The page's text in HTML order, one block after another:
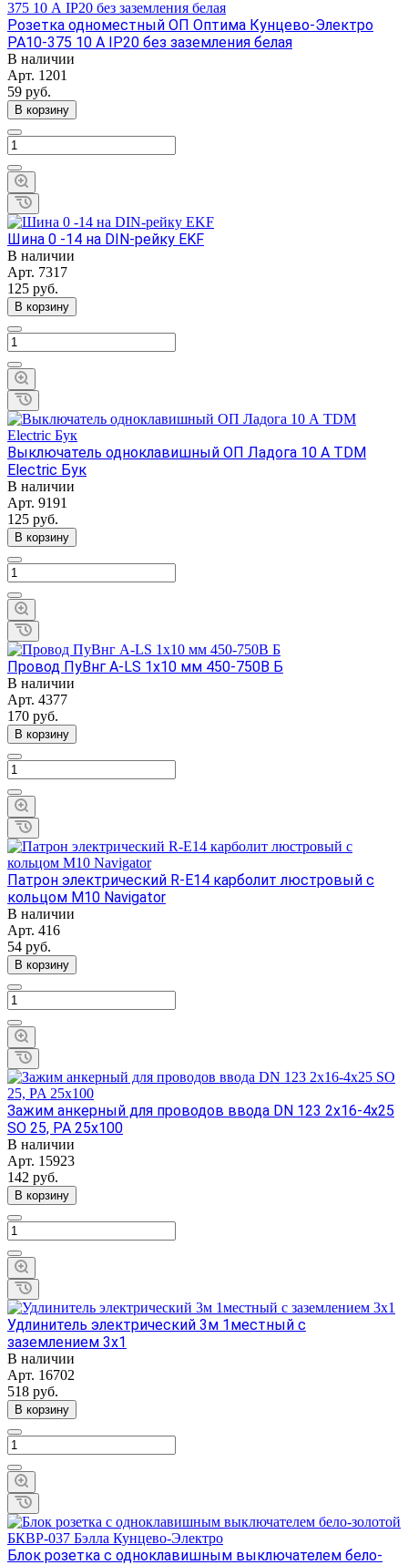
Розетка одноместный ОП Оптима Кунцево-Электро
РА10-375 10 А IP20 без заземления белая
В наличии
Арт. 1201
59 руб.
В корзину
Шина 0 -14 на DIN-рейку EKF
В наличии
Арт. 7317
125 руб.
В корзину
Выключатель одноклавишный ОП Ладога 10 А TDM
Electric Бук
В наличии
Арт. 9191
125 руб.
В корзину
Провод ПуВнг А-LS 1х10 мм 450-750В Б
В наличии
Арт. 4377
170 руб.
В корзину
Патрон электрический R-E14 карболит люстровый с
кольцом M10 Navigator
В наличии
Арт. 416
54 руб.
В корзину
Зажим анкерный для проводов ввода DN 123 2х16-4х25
SO 25, PA 25х100
В наличии
Арт. 15923
142 руб.
В корзину
Удлинитель электрический 3м 1местный с
заземлением 3х1
В наличии
Арт. 16702
518 руб.
В корзину
Блок розетка с одноклавишным выключателем бело-